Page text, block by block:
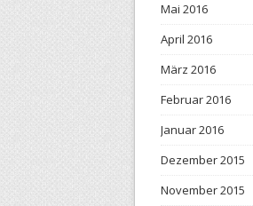
Mai 2016
April 2016
März 2016
Februar 2016
Januar 2016
Dezember 2015
November 2015